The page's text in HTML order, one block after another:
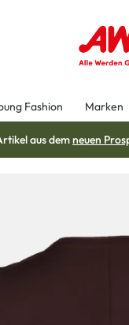
Fashion Marken
aus demneuen